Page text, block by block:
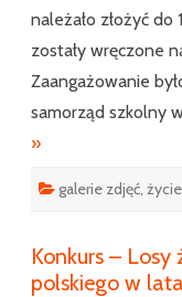
należało złożyć do
zostały wręczone
Zaangażowanie
samorząd szkolny
»
galerie zdjęć
Konkurs – Losy
polskiego w